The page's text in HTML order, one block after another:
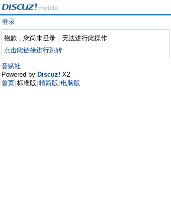
登录
抱歉，您尚未登录，无法进行此操作
点击此链接进行跳转
音赋社
Powered by Discuz! X2
首页 标准版 精简版 电脑版